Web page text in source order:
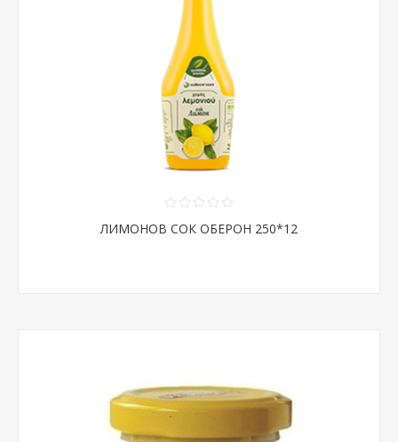
ЛИМОНОВ СОК ОБЕРОН 250*12